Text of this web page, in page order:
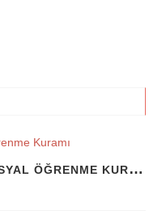
J
OHN KURUMBOLTZ’ UN SOSYAL ÖĞRENME KURAMI